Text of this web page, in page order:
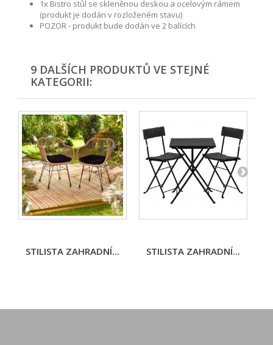
1x Bistro stůl se skleněnou deskou a ocelovým rámem
(produkt je dodán v rozloženém stavu)
POZOR - produkt bude dodán ve 2 balících
9 DALŠÍCH PRODUKTŮ VE STEJNÉ
KATEGORII:
STILISTA ZAHRADNÍ... STILISTA ZAHRADNÍ...